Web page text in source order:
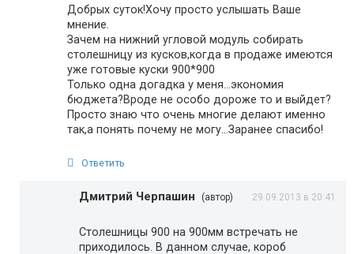
Добрых суток!Хочу просто услышать Ваше
мнение.
Зачем на нижний угловой модуль собирать
столешницу из кусков,когда в продаже имеются
уже готовые куски 900*900
Только одна догадка у меня…экономия
бюджета?Вроде не особо дороже то и выйдет?
Просто знаю что очень многие делают именно
так,а понять почему не могу…Заранее спасибо!
Ответить
Дмитрий Черпашин (автор) 29.09.2013 в 20:41
Столешницы 900 на 900мм встречать не
приходилось. В данном случае, короб